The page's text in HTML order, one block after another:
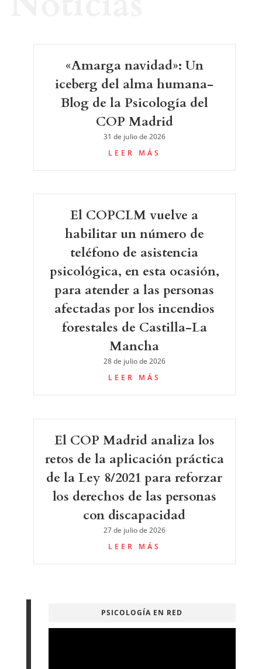
«Amarga navidad»: Un
iceberg del alma humana-
Blog de la Psicología del
COP Madrid
31 de julio de 2026
LEER MÁS
El COPCLM vuelve a
habilitar un número de
teléfono de asistencia
psicológica, en esta ocasión,
para atender a las personas
afectadas por los incendios
forestales de Castilla-La
Mancha
28 de julio de 2026
LEER MÁS
El COP Madrid analiza los
retos de la aplicación práctica
de la Ley 8/2021 para reforzar
los derechos de las personas
con discapacidad
27 de julio de 2026
LEER MÁS
PSICOLOGÍA EN RED